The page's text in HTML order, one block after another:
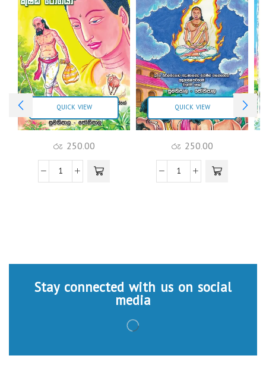
QUICK VIEW
රු 250.00
QUICK VIEW
රු 250.00
Stay connected with us on social
media